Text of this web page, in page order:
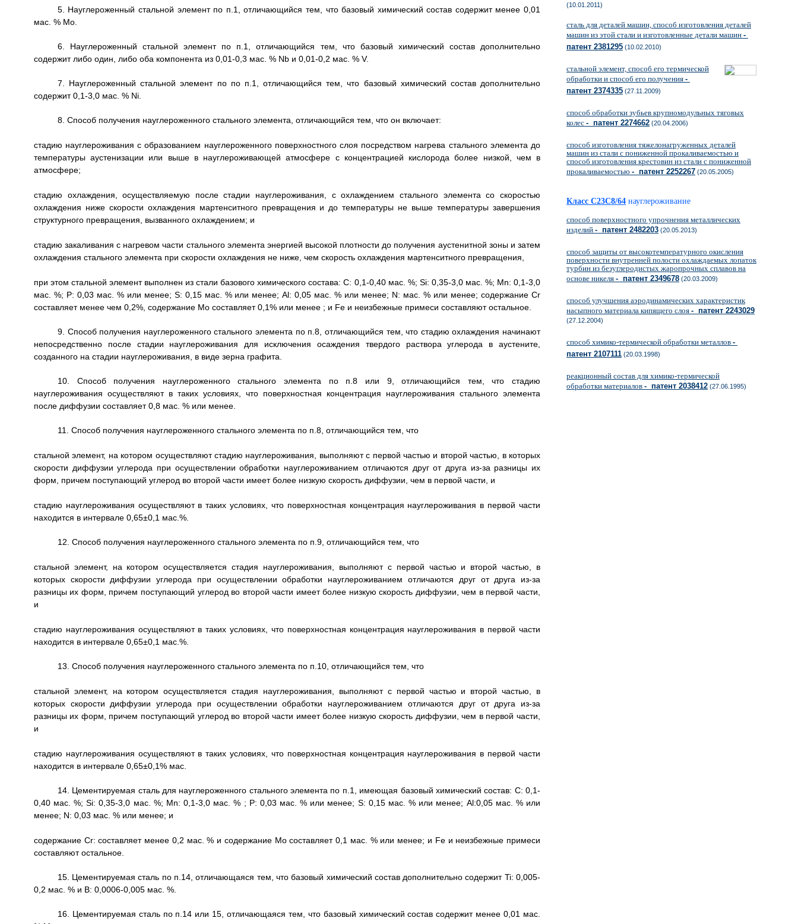
5. Науглероженный стальной элемент по п.1, отличающийся тем, что базовый химический состав содержит менее 0,01
мас. % Мо.
6. Науглероженный стальной элемент по п.1, отличающийся тем, что базовый химический состав дополнительно
содержит либо один, либо оба компонента из 0,01-0,3 мас. % Nb и 0,01-0,2 мас. % V.
7. Науглероженный стальной элемент по по п.1, отличающийся тем, что базовый химический состав дополнительно
содержит 0,1-3,0 мас. % Ni.
8. Способ получения науглероженного стального элемента, отличающийся тем, что он включает:
стадию науглероживания с образованием науглероженного поверхностного слоя посредством нагрева стального элемента до
температуры аустенизации или выше в науглероживающей атмосфере с концентрацией кислорода более низкой, чем в
атмосфере;
стадию охлаждения, осуществляемую после стадии науглероживания, с охлаждением стального элемента со скоростью
охлаждения ниже скорости охлаждения мартенситного превращения и до температуры не выше температуры завершения
структурного превращения, вызванного охлаждением; и
стадию закаливания с нагревом части стального элемента энергией высокой плотности до получения аустенитной зоны и затем
охлаждения стального элемента при скорости охлаждения не ниже, чем скорость охлаждения мартенситного превращения,
при этом стальной элемент выполнен из стали базового химического состава: С: 0,1-0,40 мас. %; Si: 0,35-3,0 мас. %; Mn: 0,1-3,0
мас. %; Р: 0,03 мас. % или менее; S: 0,15 мас. % или менее; Al: 0,05 мас. % или менее; N: мас. % или менее; содержание Cr
составляет менее чем 0,2%, содержание Mo составляет 0,1% или менее ; и Fe и неизбежные примеси составляют остальное.
9. Способ получения науглероженного стального элемента по п.8, отличающийся тем, что стадию охлаждения начинают
непосредственно после стадии науглероживания для исключения осаждения твердого раствора углерода в аустените,
созданного на стадии науглероживания, в виде зерна графита.
10. Способ получения науглероженного стального элемента по п.8 или 9, отличающийся тем, что стадию
науглероживания осуществляют в таких условиях, что поверхностная концентрация науглероживания стального элемента
после диффузии составляет 0,8 мас. % или менее.
11. Способ получения науглероженного стального элемента по п.8, отличающийся тем, что
стальной элемент, на котором осуществляют стадию науглероживания, выполняют с первой частью и второй частью, в которых
скорости диффузии углерода при осуществлении обработки науглероживанием отличаются друг от друга из-за разницы их
форм, причем поступающий углерод во второй части имеет более низкую скорость диффузии, чем в первой части, и
стадию науглероживания осуществляют в таких условиях, что поверхностная концентрация науглероживания в первой части
находится в интервале 0,65±0,1 мас.%.
12. Способ получения науглероженного стального элемента по п.9, отличающийся тем, что
стальной элемент, на котором осуществляется стадия науглероживания, выполняют с первой частью и второй частью, в
которых скорости диффузии углерода при осуществлении обработки науглероживанием отличаются друг от друга из-за
разницы их форм, причем поступающий углерод во второй части имеет более низкую скорость диффузии, чем в первой части,
и
стадию науглероживания осуществляют в таких условиях, что поверхностная концентрация науглероживания в первой части
находится в интервале 0,65±0,1 мас.%.
13. Способ получения науглероженного стального элемента по п.10, отличающийся тем, что
стальной элемент, на котором осуществляется стадия науглероживания, выполняют с первой частью и второй частью, в
которых скорости диффузии углерода при осуществлении обработки науглероживанием отличаются друг от друга из-за
разницы их форм, причем поступающий углерод во второй части имеет более низкую скорость диффузии, чем в первой части,
и
стадию науглероживания осуществляют в таких условиях, что поверхностная концентрация науглероживания в первой части
находится в интервале 0,65±0,1% мас.
14. Цементируемая сталь для науглероженного стального элемента по п.1, имеющая базовый химический состав: С: 0,1-
0,40 мас. %; Si: 0,35-3,0 мас. %; Mn: 0,1-3,0 мас. % ; Р: 0,03 мас. % или менее; S: 0,15 мас. % или менее; Al:0,05 мас. % или
менее; N: 0,03 мас. % или менее; и
содержание Cr: составляет менее 0,2 мас. % и содержание Мо составляет 0,1 мас. % или менее; и Fe и неизбежные примеси
составляют остальное.
15. Цементируемая сталь по п.14, отличающаяся тем, что базовый химический состав дополнительно содержит Ti: 0,005-
0,2 мас. % и В: 0,0006-0,005 мас. %.
16. Цементируемая сталь по п.14 или 15, отличающаяся тем, что базовый химический состав содержит менее 0,01 мас.
(10.01.2011)
сталь для деталей машин, способ изготовления деталей
машин из этой стали и изготовленные детали машин -
патент 2381295 (10.02.2010)
стальной элемент, способ его термической
обработки и способ его получения -
патент 2374335 (27.11.2009)
способ обработки зубьев крупномодульных тяговых
колес - патент 2274662 (20.04.2006)
способ изготовления тяжелонагруженных деталей
машин из стали с пониженной прокаливаемостью и
способ изготовления крестовин из стали с пониженной
прокаливаемостью - патент 2252267 (20.05.2005)
Класс C23C8/64 науглероживание
способ поверхностного упрочнения металлических
изделий - патент 2482203 (20.05.2013)
способ защиты от высокотемпературного окисления
поверхности внутренней полости охлаждаемых лопаток
турбин из безуглеродистых жаропрочных сплавов на
основе никеля - патент 2349678 (20.03.2009)
способ улучшения аэродинамических характеристик
насыпного материала кипящего слоя - патент 2243029
(27.12.2004)
способ химико-термической обработки металлов -
патент 2107111 (20.03.1998)
реакционный состав для химико-термической
обработки материалов - патент 2038412 (27.06.1995)